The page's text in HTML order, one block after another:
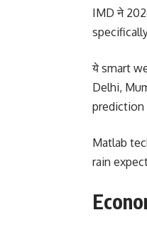
IMD ने
ये smart
Delhi,
prediction
Matlab
rain